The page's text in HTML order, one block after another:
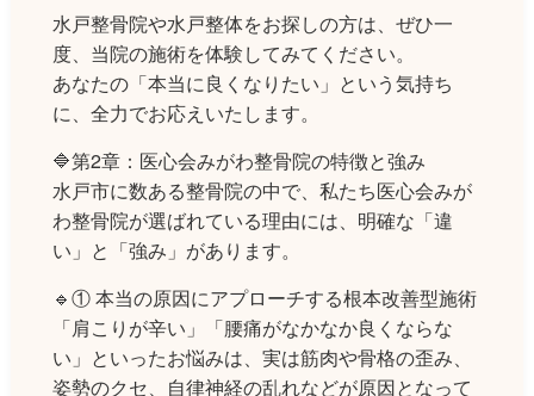
水戸整骨院や水戸整体をお探しの方は、ぜひ一
度、当院の施術を体験してみてください。
あなたの「本当に良くなりたい」という気持ち
に、全力でお応えいたします。
🔷第2章：医心会みがわ整骨院の特徴と強み
水戸市に数ある整骨院の中で、私たち医心会みが
わ整骨院が選ばれている理由には、明確な「違
い」と「強み」があります。
🔹① 本当の原因にアプローチする根本改善型施術
「肩こりが辛い」「腰痛がなかなか良くならな
い」といったお悩みは、実は筋肉や骨格の歪み、
姿勢のクセ、自律神経の乱れなどが原因となって